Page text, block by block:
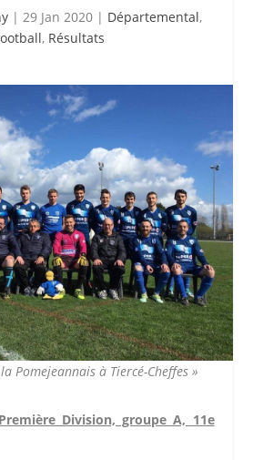
| 29 Jan 2020 | Départemental,
, Résultats
Pomejeannais à Tiercé-Cheffes »
Division, groupe A, 11e